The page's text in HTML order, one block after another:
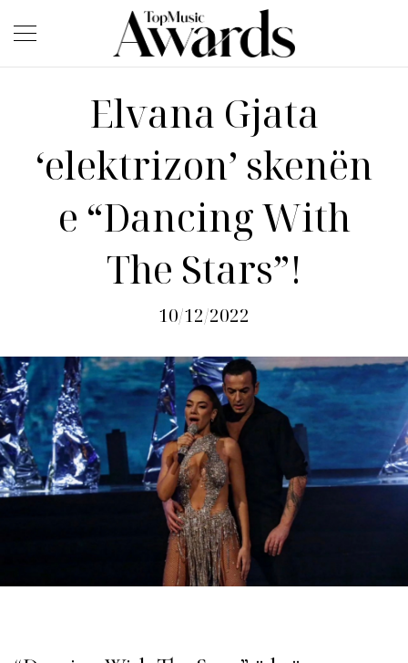
Elvana Gjata
‘elektrizon’ skenën
e “Dancing With
The Stars”!
10/12/2022